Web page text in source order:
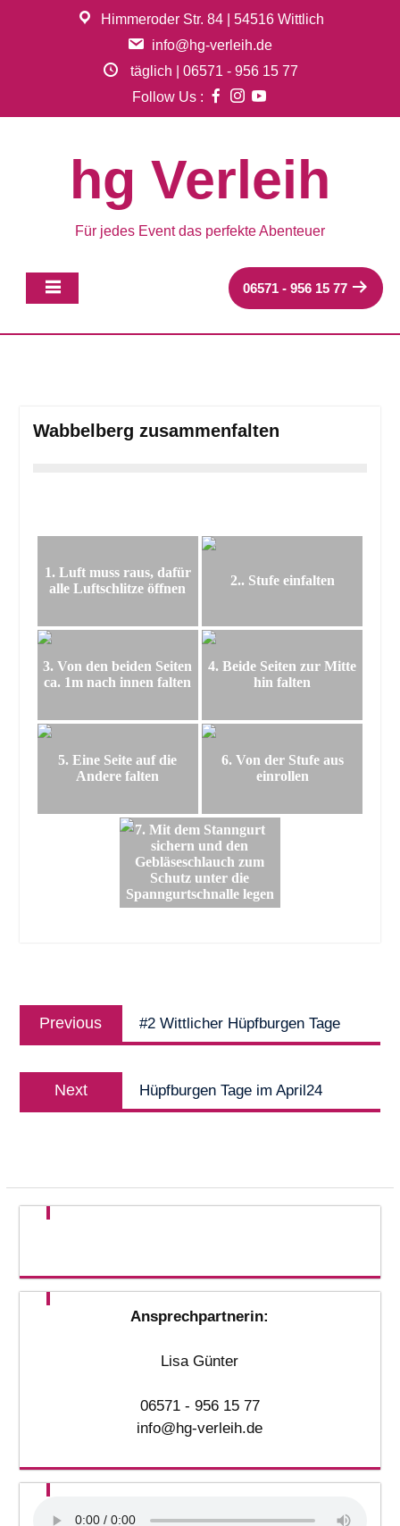
Himmeroder Str. 84 | 54516 Wittlich
info@hg-verleih.de
täglich | 06571 - 956 15 77
Follow Us :
hg Verleih
Für jedes Event das perfekte Abenteuer
06571 - 956 15 77
Wabbelberg zusammenfalten
1. Luft muss raus, dafür
alle Luftschlitze öffnen
2.. Stufe einfalten
3. Von den beiden Seiten
ca. 1m nach innen falten
4. Beide Seiten zur Mitte
hin falten
5. Eine Seite auf die
Andere falten
6. Von der Stufe aus
einrollen
7. Mit dem Stanngurt
sichern und den
Gebläseschlauch zum
Schutz unter die
Spanngurtschnalle legen
Previous
post:
#2 Wittlicher Hüpfburgen Tage
Next
post:
Hüpfburgen Tage im April24
Ansprechpartnerin:
Lisa Günter
06571 - 956 15 77
info@hg-verleih.de